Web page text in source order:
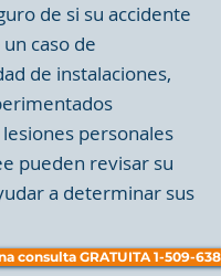
de si su accidente
caso de
de instalaciones,
personales
pueden revisar su
a determinar sus
consulta GRATUITA 1-509-638-